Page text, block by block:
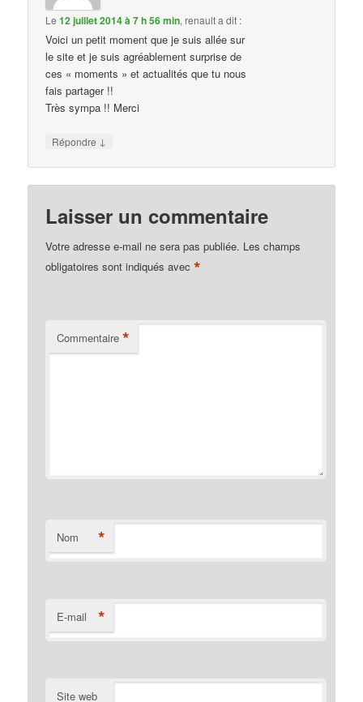
Le12 juillet 2014 à 7 h 56 min,renaulta dit :
Voici un petit moment que je suis allée sur
le site et je suis agréablement surprise de
ces « moments » et actualités que tu nous
fais partager !!
Très sympa !! Merci
Répondre ↓
Laisser un commentaire
Votre adresse e-mail ne sera pas publiée. Les champs
obligatoires sont indiqués avec*
Commentaire *
Nom *
E-mail *
Site web